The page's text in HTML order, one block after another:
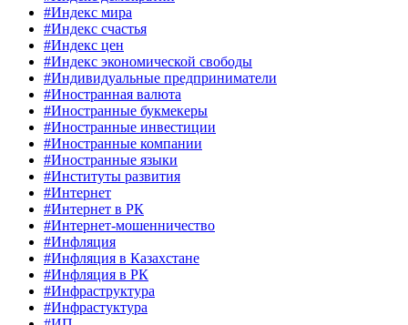
#Индекс мира
#Индекс счастья
#Индекс цен
#Индекс экономической свободы
#Индивидуальные предприниматели
#Иностранная валюта
#Иностранные букмекеры
#Иностранные инвестиции
#Иностранные компании
#Иностранные языки
#Институты развития
#Интернет
#Интернет в РК
#Интернет-мошенничество
#Инфляция
#Инфляция в Казахстане
#Инфляция в РК
#Инфраструктура
#Инфрастуктура